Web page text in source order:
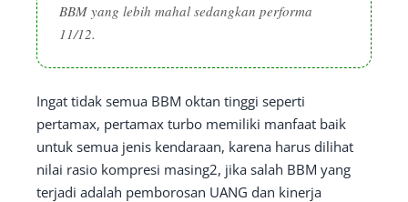
BBM yang lebih mahal sedangkan performa
11/12.
Ingat tidak semua BBM oktan tinggi seperti
pertamax, pertamax turbo memiliki manfaat baik
untuk semua jenis kendaraan, karena harus dilihat
nilai rasio kompresi masing2, jika salah BBM yang
terjadi adalah pemborosan UANG dan kinerja